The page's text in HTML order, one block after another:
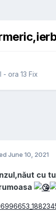
- ora 13 Fix
June 10, 2021
cu